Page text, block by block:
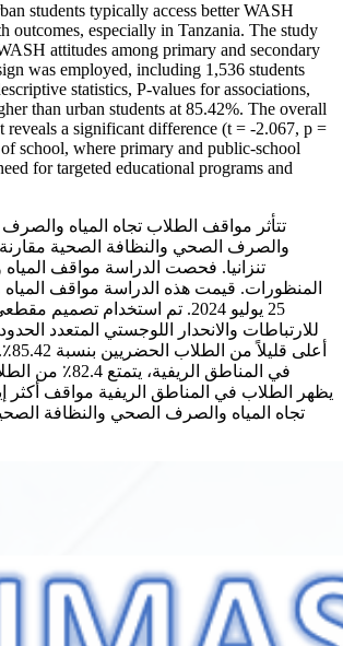
students typically access better WASH
outcomes, especially in Tanzania. The study
attitudes among primary and secondary
was employed, including 1,536 students
statistics, P-values for associations,
than urban students at 85.42%. The overall
reveals a significant difference (t = -2.067, p =
school, where primary and public-school
for targeted educational programs and
تتأثر مواقف الطلاب تجاه المياه
والصرف الصحي والنظافة الصحية مقارنة
تنزانيا. فحصت الدراسة مواقف
تجاه المياه والصرف الصحي والنظافة